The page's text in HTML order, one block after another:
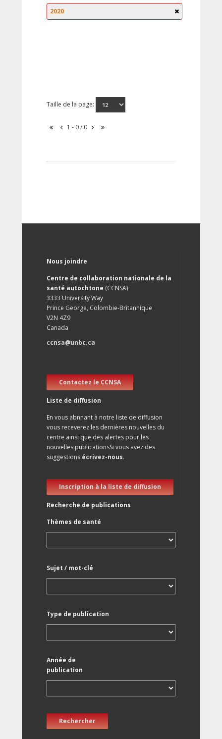
2020
Taille de la page:
1 - 0 / 0
Nous joindre
Centre de collaboration nationale de la
santé autochtone (CCNSA)
3333 University Way
Prince George, Colombie-Britannique
V2N 4Z9
Canada
ccnsa@unbc.ca
Contactez le CCNSA
Liste de diffusion
En vous abnnant à notre liste de diffusion
vous receverez les dernières nouvelles du
centre ainsi que des alertes pour les
nouvelles publicationsSi vous avez des
suggestions écrivez-nous.
Inscription à la liste de diffusion
Recherche de publications
Thèmes de santé
Sujet / mot-clé
Type de publication
Année de
publication
Rechercher